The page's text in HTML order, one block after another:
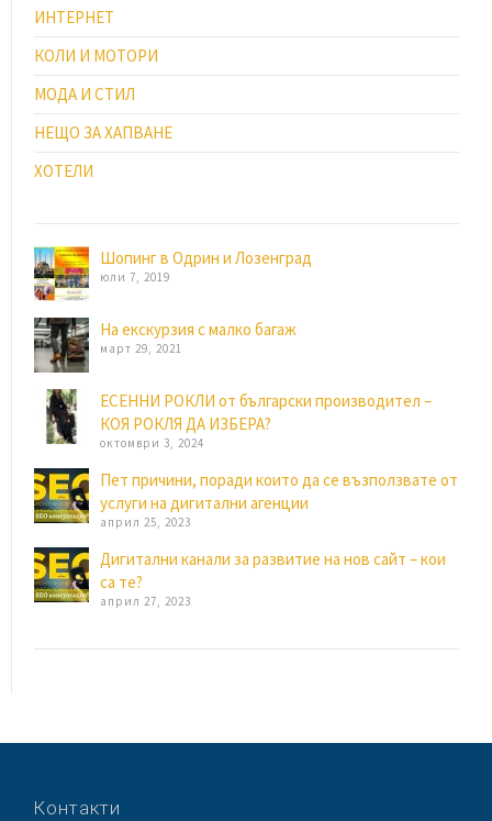
ИНТЕРНЕТ
КОЛИ И МОТОРИ
МОДА И СТИЛ
НЕЩО ЗА ХАПВАНЕ
ХОТЕЛИ
Шопинг в Одрин и Лозенград
юли 7, 2019
На екскурзия с малко багаж
март 29, 2021
ЕСЕННИ РОКЛИ от български производител –
КОЯ РОКЛЯ ДА ИЗБЕРА?
октомври 3, 2024
Пет причини, поради които да се възползвате от
услуги на дигитални агенции
април 25, 2023
Дигитални канали за развитие на нов сайт – кои
са те?
април 27, 2023
Контакти